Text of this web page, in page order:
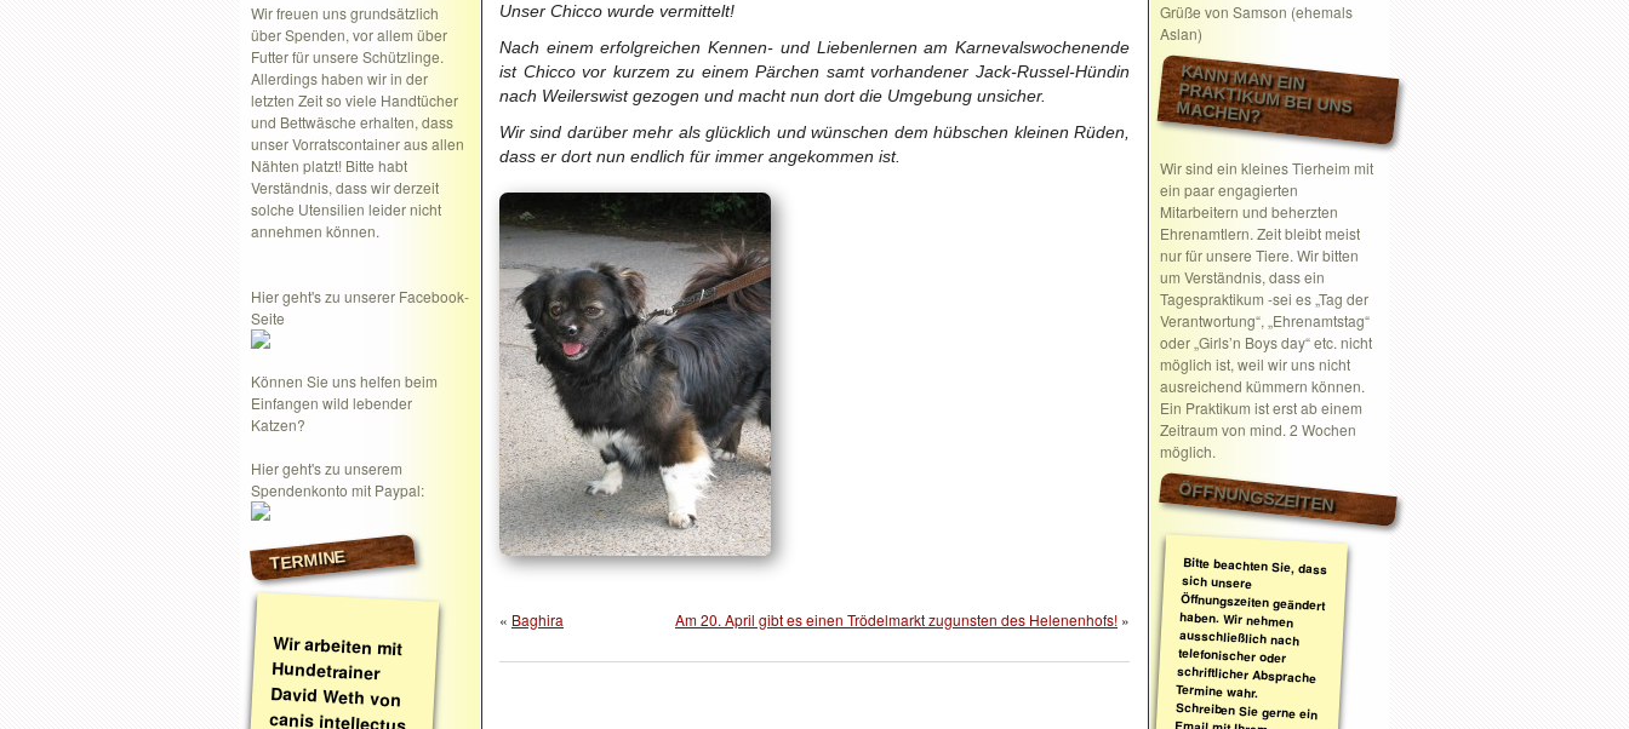
Wir freuen uns grundsätzlich
über Spenden, vor allem über
Futter für unsere Schützlinge.
Allerdings haben wir in der
letzten Zeit so viele Handtücher
und Bettwäsche erhalten, dass
unser Vorratscontainer aus allen
Nähten platzt! Bitte habt
Verständnis, dass wir derzeit
solche Utensilien leider nicht
annehmen können.
Hier geht's zu unserer Facebook-
Seite
Können Sie uns helfen beim
Einfangen wild lebender
Katzen?
Hier geht's zu unserem
Spendenkonto mit Paypal:
TERMINE
Wir arbeiten mit
Hundetrainer
David Weth von
canis intellectus
Unser Chicco wurde vermittelt!
Nach einem erfolgreichen Kennen- und Liebenlernen am Karnevalswochenende
ist Chicco vor kurzem zu einem Pärchen samt vorhandener Jack-Russel-Hündin
nach Weilerswist gezogen und macht nun dort die Umgebung unsicher.
Wir sind darüber mehr als glücklich und wünschen dem hübschen kleinen Rüden,
dass er dort nun endlich für immer angekommen ist.
« Baghira Am 20. April gibt es einen Trödelmarkt zugunsten des Helenenhofs! »
Grüße von Samson (ehemals
Aslan)
KANN MAN EIN
PRAKTIKUM BEI UNS MACHEN?
Wir sind ein kleines Tierheim mit
ein paar engagierten
Mitarbeitern und beherzten
Ehrenamtlern. Zeit bleibt meist
nur für unsere Tiere. Wir bitten
um Verständnis, dass ein
Tagespraktikum -sei es „Tag der
Verantwortung“, „Ehrenamtstag“
oder „Girls’n Boys day“ etc. nicht
möglich ist, weil wir uns nicht
ausreichend kümmern können.
Ein Praktikum ist erst ab einem
Zeitraum von mind. 2 Wochen
möglich.
ÖFFNUNGSZEITEN
Bitte beachten Sie, dass
sich unsere
Öffnungszeiten geändert
haben. Wir nehmen
ausschließlich nach
telefonischer oder
schriftlicher Absprache
Termine wahr.
Schreiben Sie gerne ein
Email mit Ihrem